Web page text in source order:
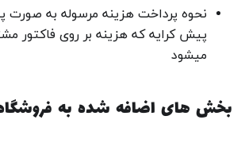
نحوه پرداخت هزینه مرسوله به صورت
پیش کرایه که هزینه بر روی فاکتور
میشود
بخش های اضافه شده به